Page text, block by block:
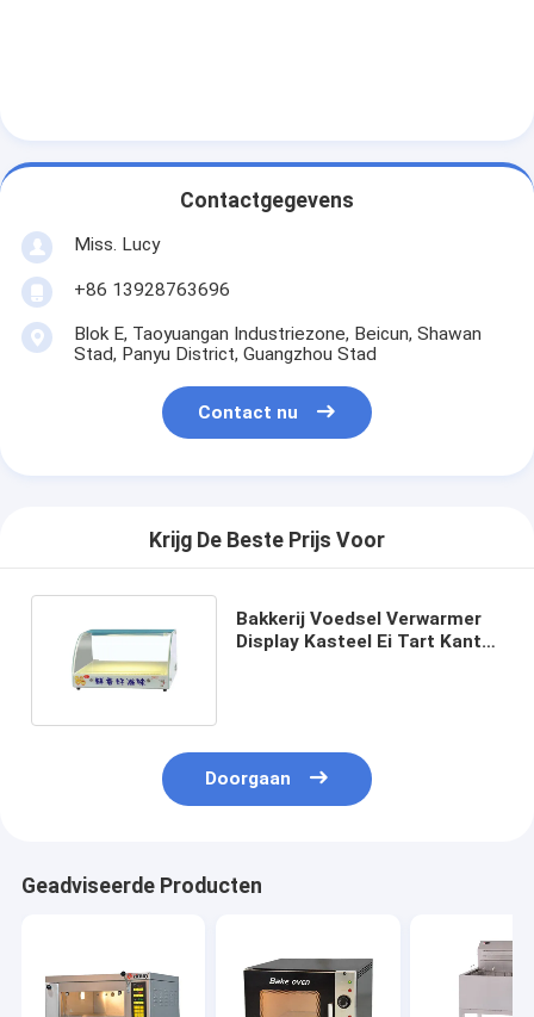
IJsblokjesmachine
Vertoonkast van de bakkerij
Contactgegevens
Miss. Lucy
+86 13928763696
Blok E, Taoyuangan Industriezone, Beicun, Shawan
Stad, Panyu District, Guangzhou Stad
Contact nu
Krijg De Beste Prijs Voor
Bakkerij Voedsel Verwarmer
Display Kasteel Ei Tart Kantel
Doorgaan
Geadviseerde Producten